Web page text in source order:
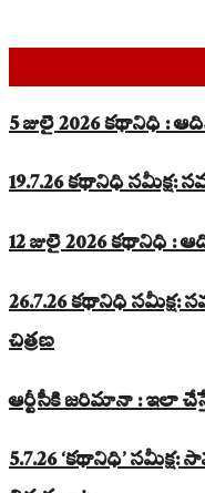
5 జులై 2026 కథానిధి :
19.7.26 కథానిధి సమీక్ష:
12 జులై 2026 కథానిధి :
26.7.26 కథానిధి
చిత్రణ
ఆర్టీసీకి జరిమానా : ఇలా
5.7.26 ‘కథానిధి’